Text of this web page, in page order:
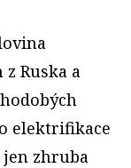
Ruska a
elektrifikace
jen zhruba